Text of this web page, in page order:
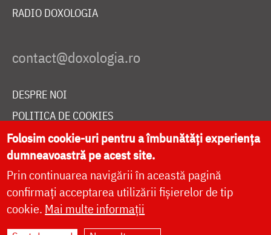
RADIO DOXOLOGIA
DESPRE NOI
POLITICA DE COOKIES
DONEAZĂ ONLINE PENTRU CATEDRALA NAȚIONALĂ
LIVE
Folosim cookie-uri pentru a îmbunătăți experiența
dumneavoastră pe acest site.
Prin continuarea navigării în această pagină
confirmați acceptarea utilizării fișierelor de tip
cookie. Mai multe informații